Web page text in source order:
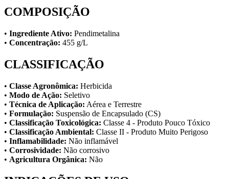
COMPOSIÇÃO
• Ingrediente Ativo: Pendimetalina
• Concentração: 455 g/L
CLASSIFICAÇÃO
• Classe Agronômica: Herbicida
• Modo de Ação: Seletivo
• Técnica de Aplicação: Aérea e Terrestre
• Formulação: Suspensão de Encapsulado (CS)
• Classificação Toxicológica: Classe 4 - Produto Pouco Tóxico
• Classificação Ambiental: Classe II - Produto Muito Perigoso
• Inflamabilidade: Não inflamável
• Corrosividade: Não corrosivo
• Agricultura Orgânica: Não